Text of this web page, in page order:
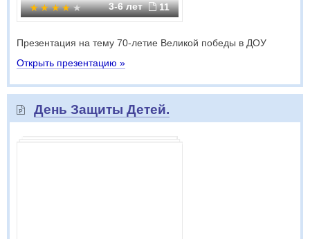
3-6 лет 11
Презентация на тему 70-летие Великой победы в ДОУ
Открыть презентацию »
День Защиты Детей.